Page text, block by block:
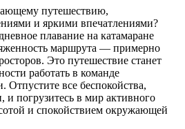
путешествию,
и яркими впечатлениями?
плавание на катамаране
маршрута — примерно
Это путешествие станет
работать в команде
Отпустите все беспокойства,
и погрузитесь в мир активного
и спокойствием окружающей